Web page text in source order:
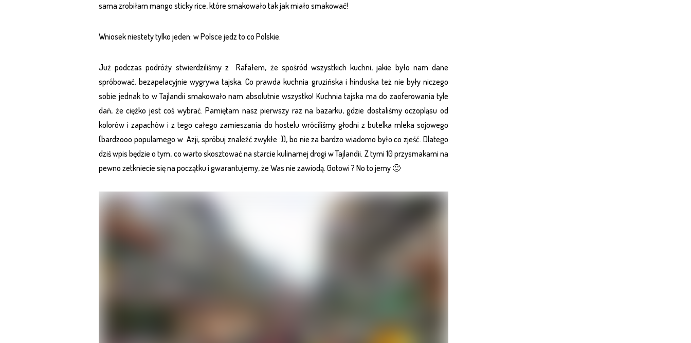
sama zrobiłam mango sticky rice, które smakowało tak jak miało smakować!
Wniosek niestety tylko jeden: w Polsce jedz to co Polskie.
Już podczas podróży stwierdziliśmy z Rafałem, że spośród wszystkich kuchni, jakie było nam dane
spróbować, bezapelacyjnie wygrywa tajska. Co prawda kuchnia gruzińska i hinduska też nie były niczego
sobie jednak to w Tajlandii smakowało nam absolutnie wszystko! Kuchnia tajska ma do zaoferowania tyle
dań, że ciężko jest coś wybrać. Pamiętam nasz pierwszy raz na bazarku, gdzie dostaliśmy oczopląsu od
kolorów i zapachów i z tego całego zamieszania do hostelu wróciliśmy głodni z butelka mleka sojowego
(bardzooo popularnego w Azji, spróbuj znaleźć zwykłe :)), bo nie za bardzo wiadomo było co zjeść. Dlatego
dziś wpis będzie o tym, co warto skosztować na starcie kulinarnej drogi w Tajlandii. Z tymi 10 przysmakami na
pewno zetkniecie się na początku i gwarantujemy, że Was nie zawiodą. Gotowi ? No to jemy 🙂